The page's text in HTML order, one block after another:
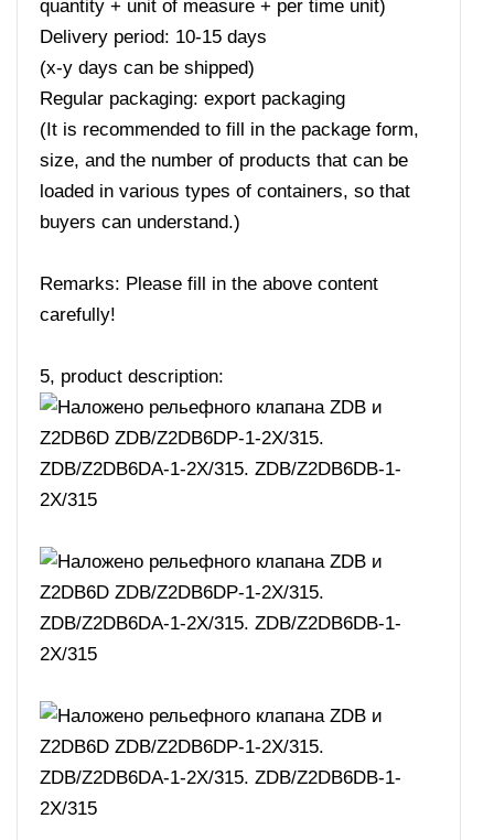
quantity + unit of measure + per time unit)
Delivery period: 10-15 days
(x-y days can be shipped)
Regular packaging: export packaging
(It is recommended to fill in the package form,
size, and the number of products that can be
loaded in various types of containers, so that
buyers can understand.)
Remarks: Please fill in the above content
carefully!
5, product description: